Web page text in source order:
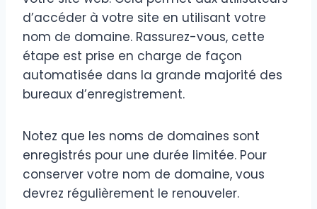
d’accéder à votre site en utilisant votre
nom de domaine. Rassurez-vous, cette
étape est prise en charge de façon
automatisée dans la grande majorité des
bureaux d’enregistrement.
Notez que les noms de domaines sont
enregistrés pour une durée limitée. Pour
conserver votre nom de domaine, vous
devrez régulièrement le renouveler.